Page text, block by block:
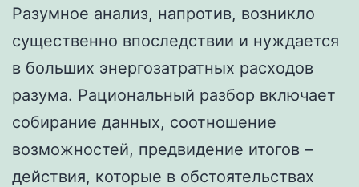
Разумное анализ, напротив, возникло
существенно впоследствии и нуждается
в больших энергозатратных расходов
разума. Рациональный разбор включает
собирание данных, соотношение
возможностей, предвидение итогов –
действия, которые в обстоятельствах